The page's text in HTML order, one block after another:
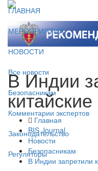
ГЛАВНАЯ
МЕРОПРИЯТИЯ
НОВОСТИ
Все новости
Безопасникам
Комментарии экспертов
Законодательство
Регуляторы
В Индии
Главная
BIS Journal
Новости
Безопасникам
В Индии запретили